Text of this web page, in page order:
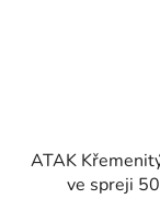
ATAK
ve spreji